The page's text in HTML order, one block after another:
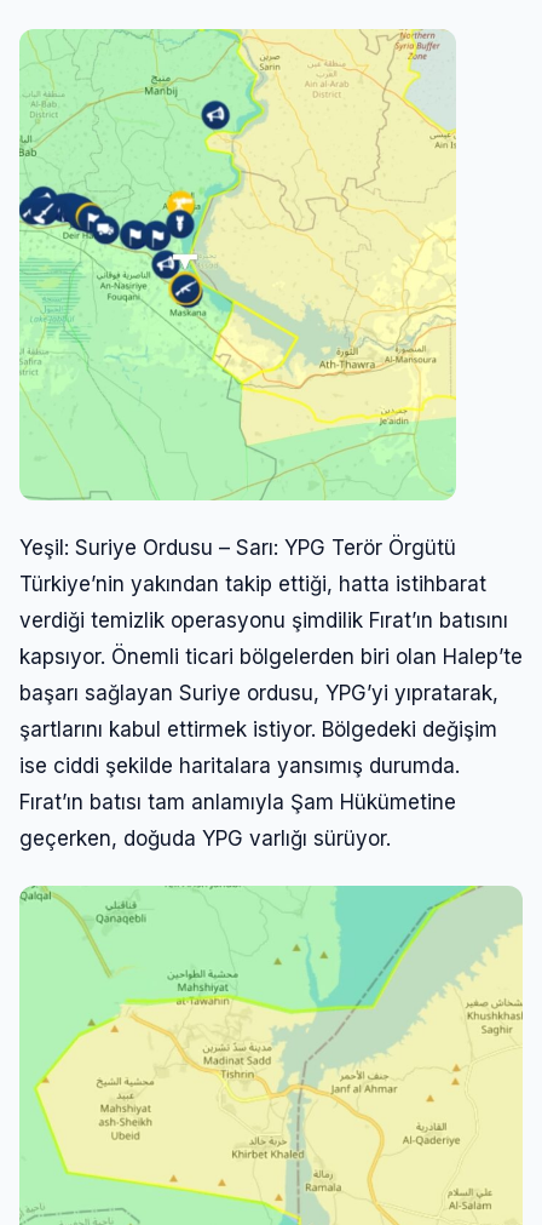
Yeşil: Suriye Ordusu – Sarı: YPG Terör Örgütü
Türkiye’nin yakından takip ettiği, hatta istihbarat
verdiği temizlik operasyonu şimdilik Fırat’ın batısını
kapsıyor. Önemli ticari bölgelerden biri olan Halep’te
başarı sağlayan Suriye ordusu, YPG’yi yıpratarak,
şartlarını kabul ettirmek istiyor. Bölgedeki değişim
ise ciddi şekilde haritalara yansımış durumda.
Fırat’ın batısı tam anlamıyla Şam Hükümetine
geçerken, doğuda YPG varlığı sürüyor.